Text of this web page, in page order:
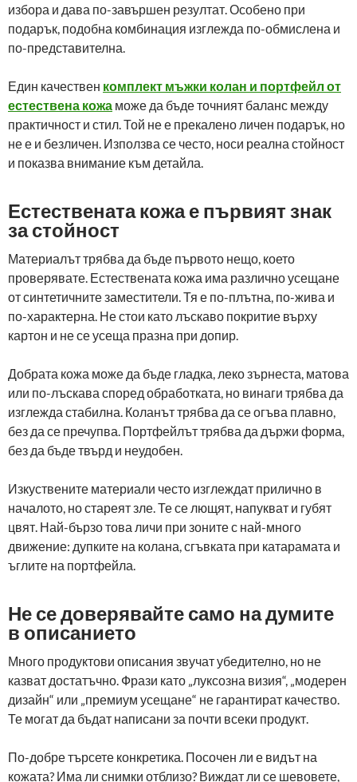
избора и дава по-завършен резултат. Особено при
подарък, подобна комбинация изглежда по-обмислена и
по-представителна.
Един качествен комплект мъжки колан и портфейл от
естествена кожа може да бъде точният баланс между
практичност и стил. Той не е прекалено личен подарък, но
не е и безличен. Използва се често, носи реална стойност
и показва внимание към детайла.
Естествената кожа е първият знак
за стойност
Материалът трябва да бъде първото нещо, което
проверявате. Естествената кожа има различно усещане
от синтетичните заместители. Тя е по-плътна, по-жива и
по-характерна. Не стои като лъскаво покритие върху
картон и не се усеща празна при допир.
Добрата кожа може да бъде гладка, леко зърнеста, матова
или по-лъскава според обработката, но винаги трябва да
изглежда стабилна. Коланът трябва да се огъва плавно,
без да се пречупва. Портфейлът трябва да държи форма,
без да бъде твърд и неудобен.
Изкуствените материали често изглеждат прилично в
началото, но стареят зле. Те се лющят, напукват и губят
цвят. Най-бързо това личи при зоните с най-много
движение: дупките на колана, сгъвката при катарамата и
ъглите на портфейла.
Не се доверявайте само на думите
в описанието
Много продуктови описания звучат убедително, но не
казват достатъчно. Фрази като „луксозна визия“, „модерен
дизайн“ или „премиум усещане“ не гарантират качество.
Те могат да бъдат написани за почти всеки продукт.
По-добре търсете конкретика. Посочен ли е видът на
кожата? Има ли снимки отблизо? Виждат ли се шевовете,